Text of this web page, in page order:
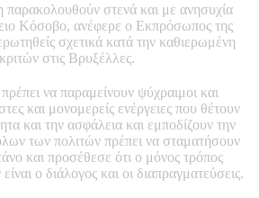
στενά και με ανησυχία
Κόσοβο, ανέφερε ο Εκπρόσωπος της
σχετικά κατά την καθιερωμένη
στις Βρυξέλλες.
να παραμείνουν ψύχραιμοι και
και μονομερείς ενέργειες που θέτουν
και την ασφάλεια και εμποδίζουν την
των πολιτών πρέπει να σταματήσουν
και προσέθεσε ότι ο μόνος τρόπος
ο διάλογος και οι διαπραγματεύσεις.